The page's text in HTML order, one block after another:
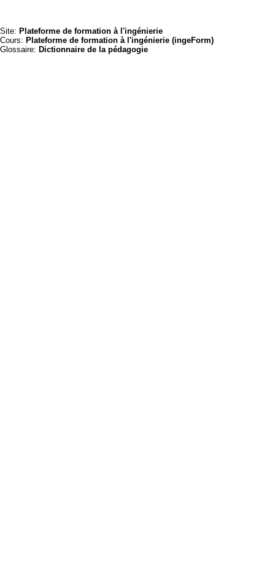
Site: Plateforme de formation à l'ingénierie
Cours: Plateforme de formation à l'ingénierie (ingeForm)
Glossaire: Dictionnaire de la pédagogie